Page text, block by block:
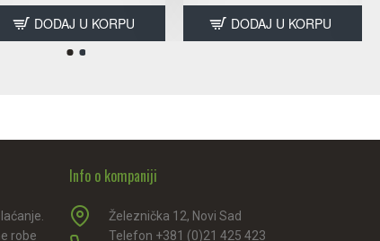
DODAJ U KORPU DODAJ U KORPU
robe
Info o kompaniji
Železnička 12, Novi Sad
Telefon +381 (0)21 425 423